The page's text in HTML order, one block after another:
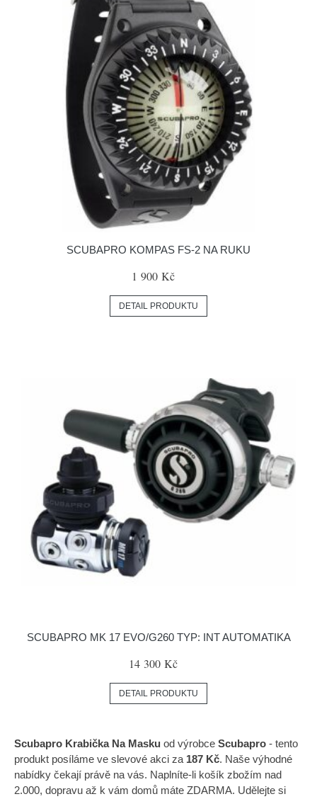
SCUBAPRO KOMPAS FS-2 NA RUKU
1 900 Kč
DETAIL PRODUKTU
SCUBAPRO MK 17 EVO/G260 TYP: INT AUTOMATIKA
14 300 Kč
DETAIL PRODUKTU
Scubapro Krabička Na Masku od výrobce Scubapro - tento
produkt posíláme ve slevové akci za 187 Kč. Naše výhodné
nabídky čekají právě na vás. Naplníte-li košík zbožím nad
2.000, dopravu až k vám domů máte ZDARMA. Udělejte si